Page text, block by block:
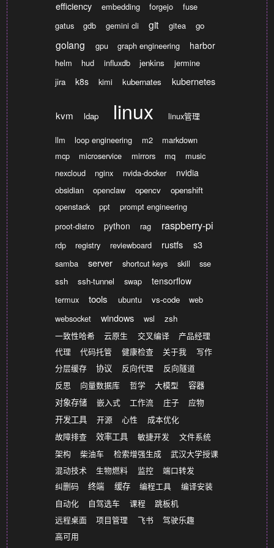
efficiency embedding forgejo
fuse
gatus
gdb gemini cli git gitea go
golang gpu graph engineering harbor
helm hud influxdb jenkins
jermine
jira
k8s kimi kubernates kubernetes
kvm ldap linux linux管理
llm loop engineering m2
markdown
mcp
microservice mirrors mq
music
nexcloud
nginx nvida-docker nvidia
obsidian openclaw opencv
openshift
openstack
ppt
prompt engineering
proot-distro
python rag raspberry-pi
rdp registry reviewboard rustfs s3
samba server shortcut keys skill
sse
ssh
ssh-tunnel swap tensorflow
termux tools ubuntu vs-code
web
websocket
windows wsl
zsh
一致性哈希
云原生 交叉编译
产品经理
代理
代码托管 健康检查 关于我
写作
分层缓存
协议 反向代理
反向隧道
反思
向量数据库 哲学 大模型
容器
对象存储
嵌入式 工作流 庄子
应物
开发工具
开源 心性
成本优化
故障排查
效率工具 敏捷开发
文件系统
架构
柴油车 检索增强生成
武汉大学授课
混动技术
生物燃料 监控
端口转发
纠删码
终端 缓存 编程工具
编译安装
自动化
自驾选车 课程
跳板机
远程桌面
项目管理 飞书
驾驶乐趣
高可用